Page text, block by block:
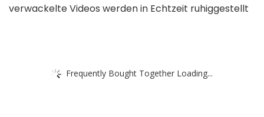
verwackelte Videos werden in Echtzeit ruhiggestellt
Frequently Bought Together Loading...